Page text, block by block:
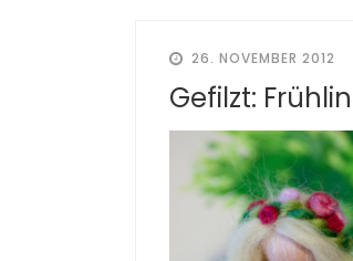
26. NOVEMBER 2012
Gefilzt: